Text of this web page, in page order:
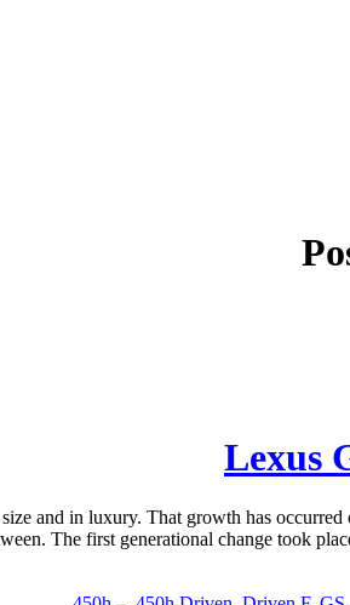
Lexus
and in luxury. That growth has
The first generational change took